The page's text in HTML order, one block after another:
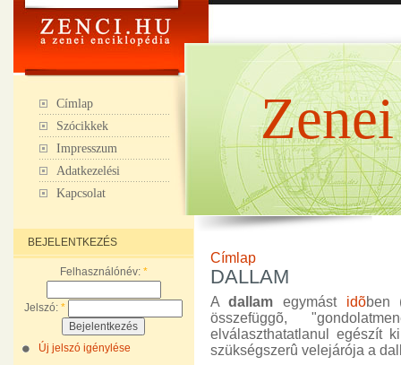
Címlap
Szócikkek
Impresszum
Adatkezelési
Kapcsolat
BEJELENTKEZÉS
Felhasználónév: *
Jelszó: *
Új jelszó igénylése
Címlap
DALLAM
Adallam egymást idõben
összefüggõ,
elválaszthatatlanul egészít
szükségszerû velejárója a